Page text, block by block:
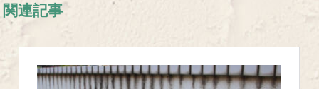
関連記事